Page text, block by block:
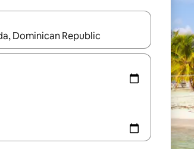
होने पर, अप और डाउन 'ऐरो की' का इस्तेमाल करके नेविगेट